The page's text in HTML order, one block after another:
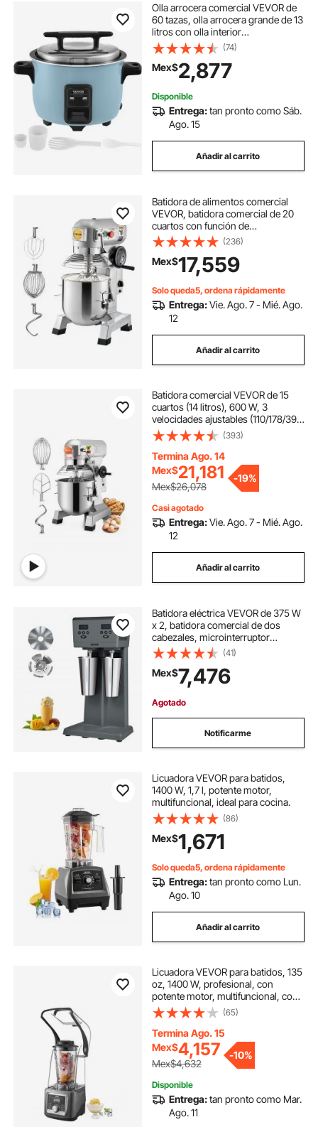
Olla arrocera comercial VEVOR de
60 tazas, olla arrocera grande de 13
litros con olla interior
antiadherente, cocción rápida y
mantenimiento del calor durante 24
horas, con taza y paleta para arroz,
para restaurante.
(74)
Mex$2,877
Disponible
Entrega:tan pronto como Sáb.
Ago. 15
Añadir al carrito
Batidora de alimentos comercial
VEVOR, batidora comercial de 20
cuartos con función de
temporizador, batidora de
alimentos eléctrica de alta
resistencia con tazón de acero
inoxidable de 750 W con 3
velocidades ajustables 108/199/382
RPM, batidor de gancho para masa
(236)
Mex$17,559
Solo queda5, ordena rápidamente
Entrega:Vie. Ago. 7 - Mié. Ago.
12
Añadir al carrito
Batidora comercial VEVOR de 15
cuartos (14 litros), 600 W, 3
velocidades ajustables (110/178/390
RPM), resistente, 110 V, con tazón
de acero inoxidable, ganchos para
masa, batidor de varillas. Ideal para
escuelas, panaderías, restaurantes
y pizzerías.
(393)
Termina Ago. 14
Mex$21,181
Mex$26,078
-19%
Casi agotado
Entrega:Vie. Ago. 7 - Mié. Ago.
12
Añadir al carrito
Batidora eléctrica VEVOR de 375 W
x 2, batidora comercial de dos
cabezales, microinterruptor
inteligente LED, batidora de 3
velocidades con 2 vasos de acero
inoxidable de 820 ml
(41)
Mex$7,476
Agotado
Notificarme
Licuadora VEVOR para batidos,
1400 W, 1,7 l, potente motor,
multifuncional, ideal para cocina.
(86)
Mex$1,671
Solo queda5, ordena rápidamente
Entrega:tan pronto como Lun.
Ago. 10
Añadir al carrito
Licuadora VEVOR para batidos, 135
oz, 1400 W, profesional, con
potente motor, multifuncional, con
tapa antirruido para batidos, zumos
y zumos, ideal para la cocina.
(65)
Termina Ago. 15
Mex$4,157
Mex$4,632
-10%
Disponible
Entrega:tan pronto como Mar.
Ago. 11